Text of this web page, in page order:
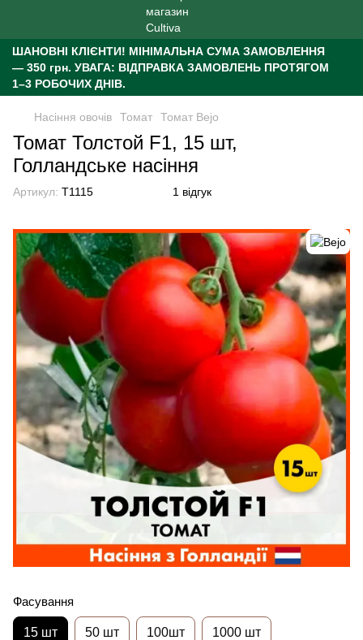
ШАНОВНІ КЛІЄНТИ! МІНІМАЛЬНА СУМА ЗАМОВЛЕННЯ
— 350 грн. УВАГА: ВІДПРАВКА ЗАМОВЛЕНЬ ПРОТЯГОМ
1–3 РОБОЧИХ ДНІВ.
Насіння овочів Томат Томат Bejo
Томат Толстой F1, 15 шт,
Голландське насіння
Артикул: T1115 1 відгук
Фасування
15 шт 50 шт 100шт 1000 шт